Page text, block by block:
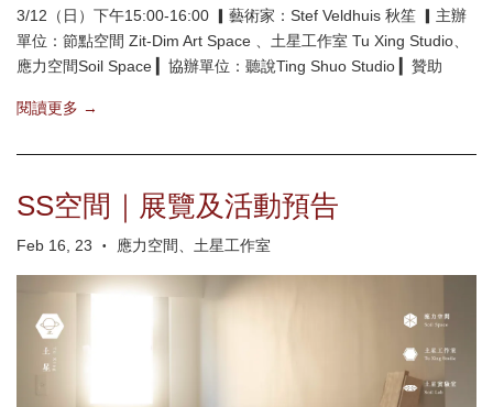
3/12（日）下午15:00-16:00 ▎藝術家：Stef Veldhuis 秋笙 ▎主辦
單位：節點空間 Zit-Dim Art Space 、土星工作室 Tu Xing Studio、
應力空間Soil Space ▎協辦單位：聽說Ting Shuo Studio ▎贊助
閱讀更多 →
SS空間｜展覽及活動預告
Feb 16, 23 • 應力空間、土星工作室